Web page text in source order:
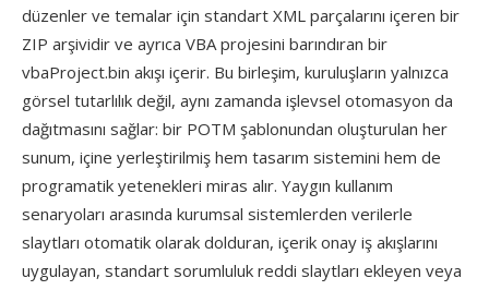
düzenler ve temalar için standart XML parçalarını içeren bir
ZIP arşividir ve ayrıca VBA projesini barındıran bir
vbaProject.bin akışı içerir. Bu birleşim, kuruluşların yalnızca
görsel tutarlılık değil, aynı zamanda işlevsel otomasyon da
dağıtmasını sağlar: bir POTM şablonundan oluşturulan her
sunum, içine yerleştirilmiş hem tasarım sistemini hem de
programatik yetenekleri miras alır. Yaygın kullanım
senaryoları arasında kurumsal sistemlerden verilerle
slaytları otomatik olarak dolduran, içerik onay iş akışlarını
uygulayan, standart sorumluluk reddi slaytları ekleyen veya